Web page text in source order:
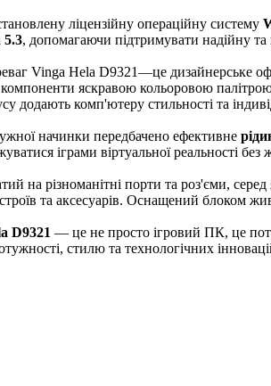
ліцензійну операційну систему
5.3, допомагаючи підтримувати надійну
Vinga Hela D9321—це дизайнерське
яскравою кольоровою
додають комп'ютеру стильності та
начинки передбачено ефективне
іграми віртуальної реальності без
на різноманітні порти та роз'єми,
та аксесуарів. Оснащений блоком
D9321 — це не просто ігровий ПК, це
стилю та технологічних